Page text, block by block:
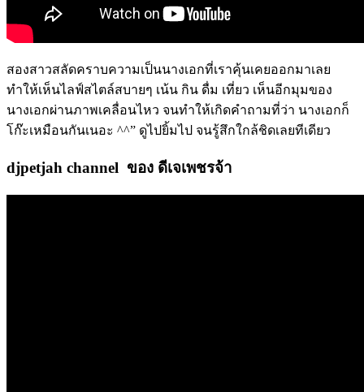
สองสาวสลัดคราบความเป็นนางเอกที่เราคุ้นเคยออกมาเลย
ทำให้เห็นไลฟ์สไตล์สบายๆ เน้น กิน ดื่ม เที่ยว เห็นอีกมุมของ
นางเอกผ่านภาพเคลื่อนไหว จนทำให้เกิดคำถามที่ว่า นางเอกก็
โก๊ะเหมือนกันเนอะ ^^” ดูไปยิ้มไป จนรู้สึกใกล้ชิดเลยทีเดียว
djpetjah channel ของ ดีเจเพชรจ้า